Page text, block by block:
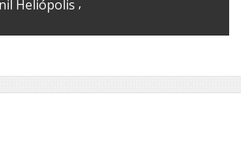
Heliópolis